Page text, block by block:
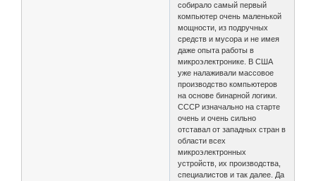
собирало самый первый
компьютер очень маленькой
мощности, из подручных
средств и мусора и не имея
даже опыта работы в
микроэлектронике. В США
уже налаживали массовое
производство компьютеров
на основе бинарной логики.
СССР изначально на старте
очень и очень сильно
отставал от западных стран в
области всех
микроэлектронных
устройств, их производства,
специалистов и так далее. Да